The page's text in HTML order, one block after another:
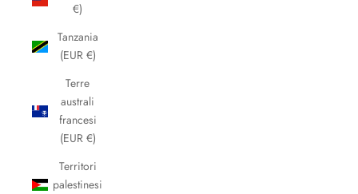
€)
Tanzania
(EUR €)
Terre
australi
francesi
(EUR €)
Territori
palestinesi